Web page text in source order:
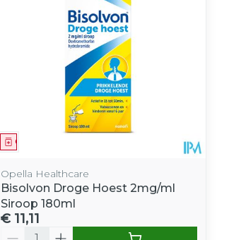
Geneesmiddel
Opella Healthcare
Bisolvon Droge Hoest 2mg/ml
Siroop 180ml
€ 11,11
Aantal